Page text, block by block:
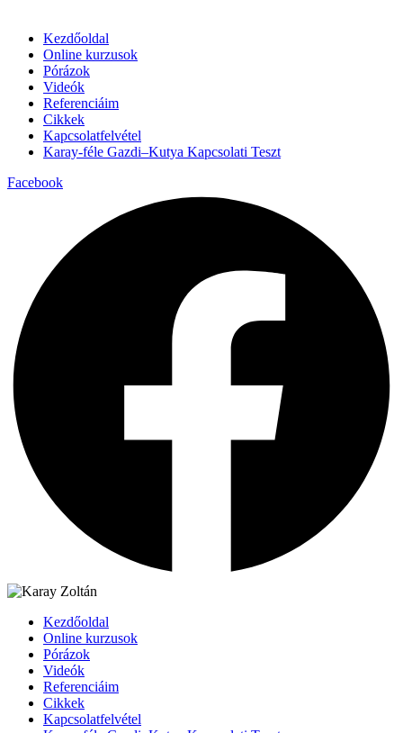
Kezdőoldal
Online kurzusok
Pórázok
Videók
Referenciáim
Cikkek
Kapcsolatfelvétel
Karay-féle Gazdi–Kutya Kapcsolati Teszt
Facebook
Kezdőoldal
Online kurzusok
Pórázok
Videók
Referenciáim
Cikkek
Kapcsolatfelvétel